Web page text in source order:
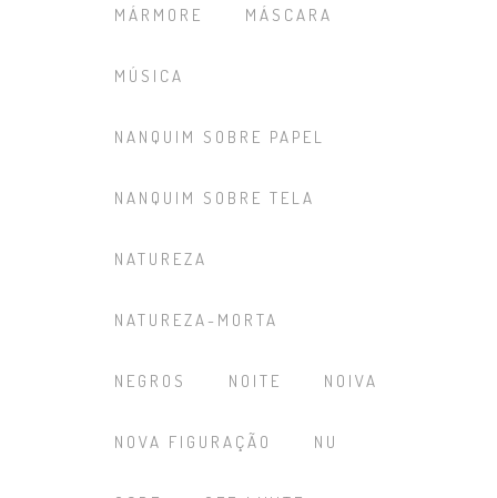
MÁRMORE MÁSCARA
MÚSICA
NANQUIM SOBRE PAPEL
NANQUIM SOBRE TELA
NATUREZA
NATUREZA-MORTA
NEGROS NOITE NOIVA
NOVA FIGURAÇÃO NU